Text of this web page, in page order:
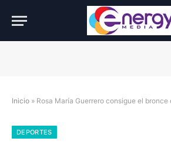
Inicio » Rosa María Guerrero consigue el bronce en
DEPORTES